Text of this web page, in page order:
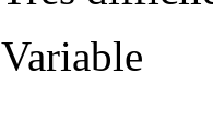
Variable